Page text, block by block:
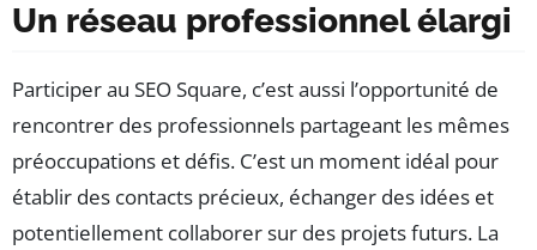
Un réseau professionnel élargi
Participer au SEO Square, c’est aussi l’opportunité de
rencontrer des professionnels partageant les mêmes
préoccupations et défis. C’est un moment idéal pour
établir des contacts précieux, échanger des idées et
potentiellement collaborer sur des projets futurs. La